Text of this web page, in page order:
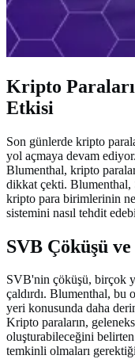
Kripto
Etkisi
Son günlerde kripto
yol açmaya devam
Blumenthal, kripto
dikkat çekti.
kripto para birimlerinin
sistemini nasıl tehdit
SVB Çöküşü
SVB'nin çöküşü, birçok
çaldırdı. Blumenthal, bu
yeri konusunda daha
Kripto paraların,
oluşturabileceğini
temkinli olmaları